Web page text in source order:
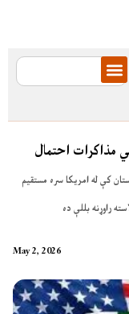
مذاکرات احتمال
کې له امریکا سره مستقیم
راوړنه بللې ده
May 2, 2026